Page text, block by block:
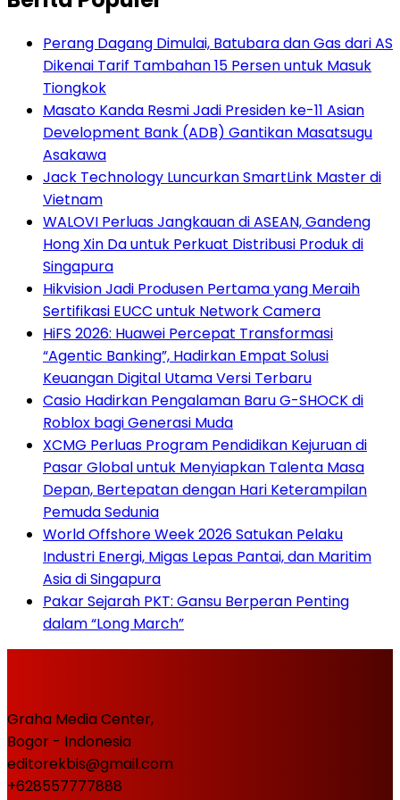
Perang Dagang Dimulai, Batubara dan Gas dari AS
Dikenai Tarif Tambahan 15 Persen untuk Masuk
Tiongkok
Masato Kanda Resmi Jadi Presiden ke-11 Asian
Development Bank (ADB) Gantikan Masatsugu
Asakawa
Jack Technology Luncurkan SmartLink Master di
Vietnam
WALOVI Perluas Jangkauan di ASEAN, Gandeng
Hong Xin Da untuk Perkuat Distribusi Produk di
Singapura
Hikvision Jadi Produsen Pertama yang Meraih
Sertifikasi EUCC untuk Network Camera
HiFS 2026: Huawei Percepat Transformasi
“Agentic Banking”, Hadirkan Empat Solusi
Keuangan Digital Utama Versi Terbaru
Casio Hadirkan Pengalaman Baru G-SHOCK di
Roblox bagi Generasi Muda
XCMG Perluas Program Pendidikan Kejuruan di
Pasar Global untuk Menyiapkan Talenta Masa
Depan, Bertepatan dengan Hari Keterampilan
Pemuda Sedunia
World Offshore Week 2026 Satukan Pelaku
Industri Energi, Migas Lepas Pantai, dan Maritim
Asia di Singapura
Pakar Sejarah PKT: Gansu Berperan Penting
dalam “Long March”
Graha Media Center,
Bogor - Indonesia
editorekbis@gmail.com
+628557777888